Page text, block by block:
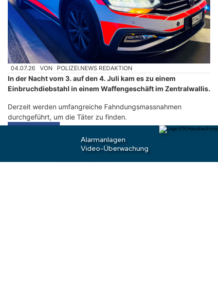
n
w
ä
h
l
e
n
S
e
b
04.07.26 VON POLIZEI.NEWS REDAKTION
In der Nacht vom 3. auf den 4. Juli kam es zu einem
Einbruchdiebstahl in einem Waffengeschäft im Zentralwallis.
Derzeit werden umfangreiche Fahndungsmassnahmen
durchgeführt, um die Täter zu finden.